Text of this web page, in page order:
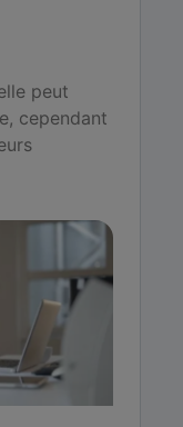
peut
cependant